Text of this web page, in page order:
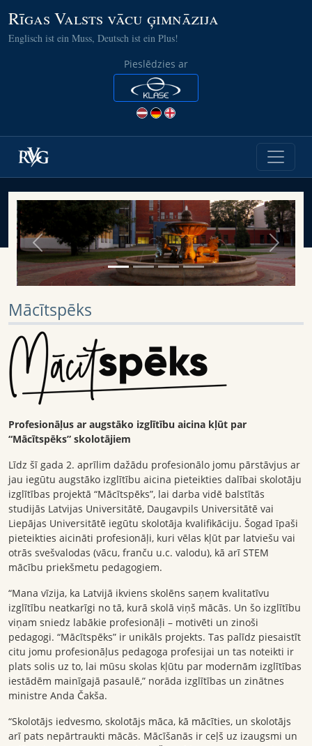
Rīgas Valsts vācu ģimnāzija
Englisch ist ein Muss, Deutsch ist ein Plus!
Pieslēdzies ar
Previous Next
Mācītspēks
Profesionāļus ar augstāko izglītību aicina kļūt par
“Mācītspēks” skolotājiem
Līdz šī gada 2. aprīlim dažādu profesionālo jomu pārstāvjus ar
jau iegūtu augstāko izglītību aicina pieteikties dalībai skolotāju
izglītības projektā “Mācītspēks”, lai darba vidē balstītās
studijās Latvijas Universitātē, Daugavpils Universitātē vai
Liepājas Universitātē iegūtu skolotāja kvalifikāciju. Šogad īpaši
pieteikties aicināti profesionāļi, kuri vēlas kļūt par latviešu vai
otrās svešvalodas (vācu, franču u.c. valodu), kā arī STEM
mācību priekšmetu pedagogiem.
“Mana vīzija, ka Latvijā ikviens skolēns saņem kvalitatīvu
izglītību neatkarīgi no tā, kurā skolā viņš mācās. Un šo izglītību
viņam sniedz labākie profesionāļi – motivēti un zinoši
pedagogi. “Mācītspēks” ir unikāls projekts. Tas palīdz piesaistīt
citu jomu profesionāļus pedagoga profesijai un tas noteikti ir
plats solis uz to, lai mūsu skolas kļūtu par modernām izglītības
iestādēm mainīgajā pasaulē,” norāda izglītības un zinātnes
ministre Anda Čakša.
“Skolotājs iedvesmo, skolotājs māca, kā mācīties, un skolotājs
arī pats nepārtraukti mācās. Mācīšanās ir ceļš uz izaugsmi un